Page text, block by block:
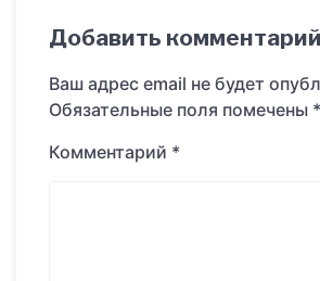
Добавить комментарий
Ваш адрес email не будет
Обязательные поля помечены *
Комментарий *